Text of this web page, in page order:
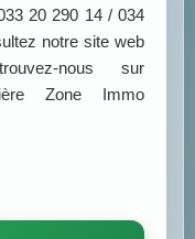
20 290 14 / 034
notre site web
nous sur
Zone Immo